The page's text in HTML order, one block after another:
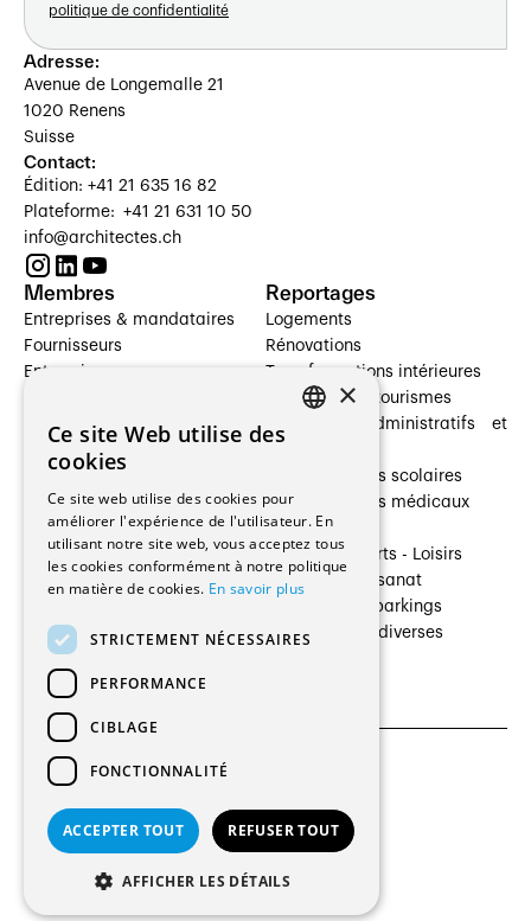
politique de confidentialité
Adresse:
Avenue de Longemalle 21
1020 Renens
Suisse
Contact:
Édition: +41 21 635 16 82
Plateforme: +41 21 631 10 50
info@architectes.ch
Membres
Entreprises & mandataires
Fournisseurs
Entreprises
Architectes paysagistes
Architectes d'intérieur
Entreprises générales
Ingénieurs et mandataires
Fabricants / Fournisseurs
Régies immobilières
Gestion PPE
Reportages
Logements
Rénovations
Transformations intérieures
Hôtelleries et tourismes
Bâtiments administratifs et
Établissements scolaires
Établissements médicaux
Villas
Cultures - Sports - Loisirs
Industrie - Artisanat
Transports et parkings
Constructions diverses
© 2026 Tous droits réservés
CGU et Politique de confidentialités
×
Ce site Web utilise des
cookies
Ce site web utilise des cookies pour
améliorer l'expérience de l'utilisateur. En
utilisant notre site web, vous acceptez tous
les cookies conformément à notre politique
en matière de cookies. En savoir plus
STRICTEMENT NÉCESSAIRES
PERFORMANCE
CIBLAGE
FONCTIONNALITÉ
ACCEPTER TOUT REFUSER TOUT
AFFICHER LES DÉTAILS